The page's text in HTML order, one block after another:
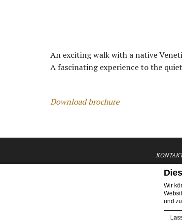
Wir
und
An exciting walk with a native
A fascinating experience to the
Download brochure